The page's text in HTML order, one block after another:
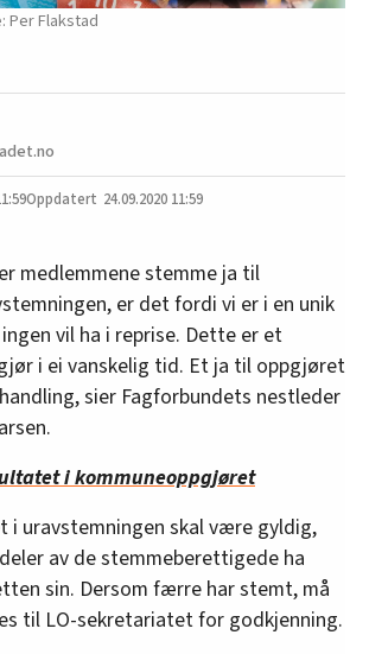
Per Flakstad
24.09.2020 11:59
medlemmene stemme ja til
er det fordi vi er i en unik
vil ha i reprise. Dette er et
i ei vanskelig tid. Et ja til oppgjøret
sier Fagforbundets nestleder
i kommuneoppgjøret
i uravstemningen skal være gyldig,
av de stemmeberettigede ha
sin. Dersom færre har stemt, må
til LO-sekretariatet for godkjenning.